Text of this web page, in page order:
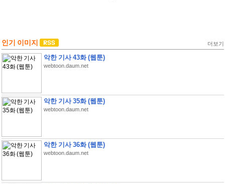
인기 이미지 더보기
악한 기사 43화 (웹툰)
webtoon.daum.net
악한 기사 35화 (웹툰)
webtoon.daum.net
악한 기사 36화 (웹툰)
webtoon.daum.net